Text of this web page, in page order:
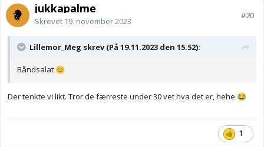
jukkapalme
Skrevet 19. november 2023
#20
Lillemor_Meg skrev (På 19.11.2023 den 15.52):
Båndsalat 😊
Der tenkte vi likt. Tror de færreste under 30 vet hva det er, hehe 😂
1